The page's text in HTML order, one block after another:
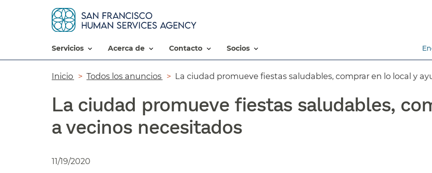
servicios​​ acerca de​​ contacto​​ socios​​
Ruta
de
navegación​​
Inicio​​ Todos los anuncios​​ La ciudad promueve fiestas saludables, comprar en lo local y
La ciudad promueve fiestas saludables,
a vecinos necesitados​​
11/19/2020